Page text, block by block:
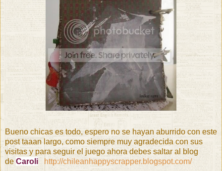
Bueno chicas es todo, espero no se hayan aburrido con este
post taaan largo, como siempre muy agradecida con sus
visitas y para seguir el juego ahora debes saltar al blog
de Caroli http://chileanhappyscrapper.blogspot.com/